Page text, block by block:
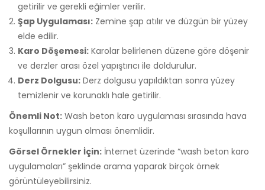
getirilir ve gerekli eğimler verilir.
Şap Uygulaması: Zemine şap atılır ve düzgün bir yüzey
elde edilir.
Karo Döşemesi: Karolar belirlenen düzene göre döşenir
ve derzler arası özel yapıştırıcı ile doldurulur.
Derz Dolgusu: Derz dolgusu yapıldıktan sonra yüzey
temizlenir ve korunaklı hale getirilir.
Önemli Not: Wash beton karo uygulaması sırasında hava
koşullarının uygun olması önemlidir.
Görsel Örnekler İçin: İnternet üzerinde “wash beton karo
uygulamaları” şeklinde arama yaparak birçok örnek
görüntüleyebilirsiniz.